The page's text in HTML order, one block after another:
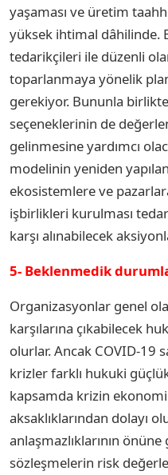
yaşaması ve üretim
yüksek ihtimal dâhilinde.
tedarikçileri ile düzenli
toparlanmaya yönelik
gerekiyor. Bununla
seçeneklerinin de
gelinmesine yardımcı
modelinin yeniden
ekosistemlere ve
işbirlikleri kurulması
karşı alınabilecek
5- Beklenmedik
Organizasyonlar genel
karşılarına çıkabilecek
olurlar. Ancak COVID-19
krizler farklı hukuki
kapsamda krizin
aksaklıklarından dolayı
anlaşmazlıklarının
sözleşmelerin risk